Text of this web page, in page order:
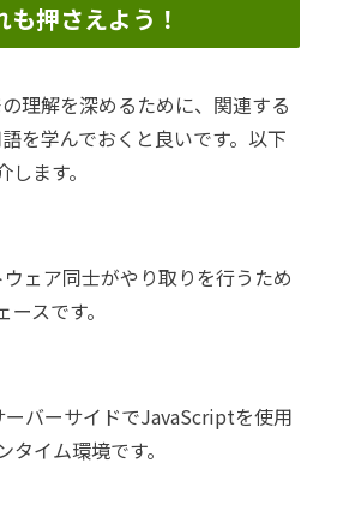
押さえよう！
理解を深めるために、関連する
を学んでおくと良いです。以下
ます。
ェア同士がやり取りを行うため
スです。
バーサイドでJavaScriptを使用
タイム環境です。